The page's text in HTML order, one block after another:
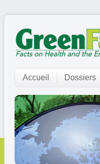
Accueil Dossiers